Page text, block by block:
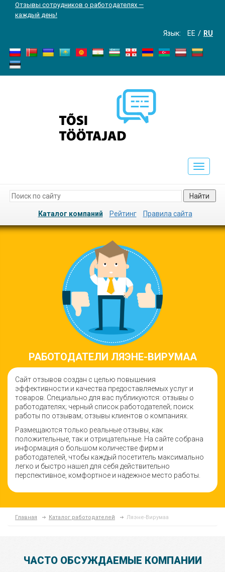
Отзывы сотрудников о работодателях —
каждый день!
Язык: EE RU
Toggle
Найти
Каталог компаний Рейтинг Правила сайта
РАБОТОДАТЕЛИ ЛЯЭНЕ-ВИРУМАА
Сайт отзывов создан с целью повышения
эффективности и качества предоставляемых услуг и
товаров. Специально для вас публикуются: отзывы о
работодателях; черный список работодателей; поиск
работы по отзывам; отзывы клиентов о компаниях.
Размещаются только реальные отзывы, как
положительные, так и отрицательные. На сайте собрана
информация о большом количестве фирм и
работодателей, чтобы каждый посетитель максимально
легко и быстро нашел для себя действительно
перспективное, комфортное и надежное место работы.
Главная Каталог работодателей Ляэне-Вирумаа
ЧАСТО ОБСУЖДАЕМЫЕ КОМПАНИИ